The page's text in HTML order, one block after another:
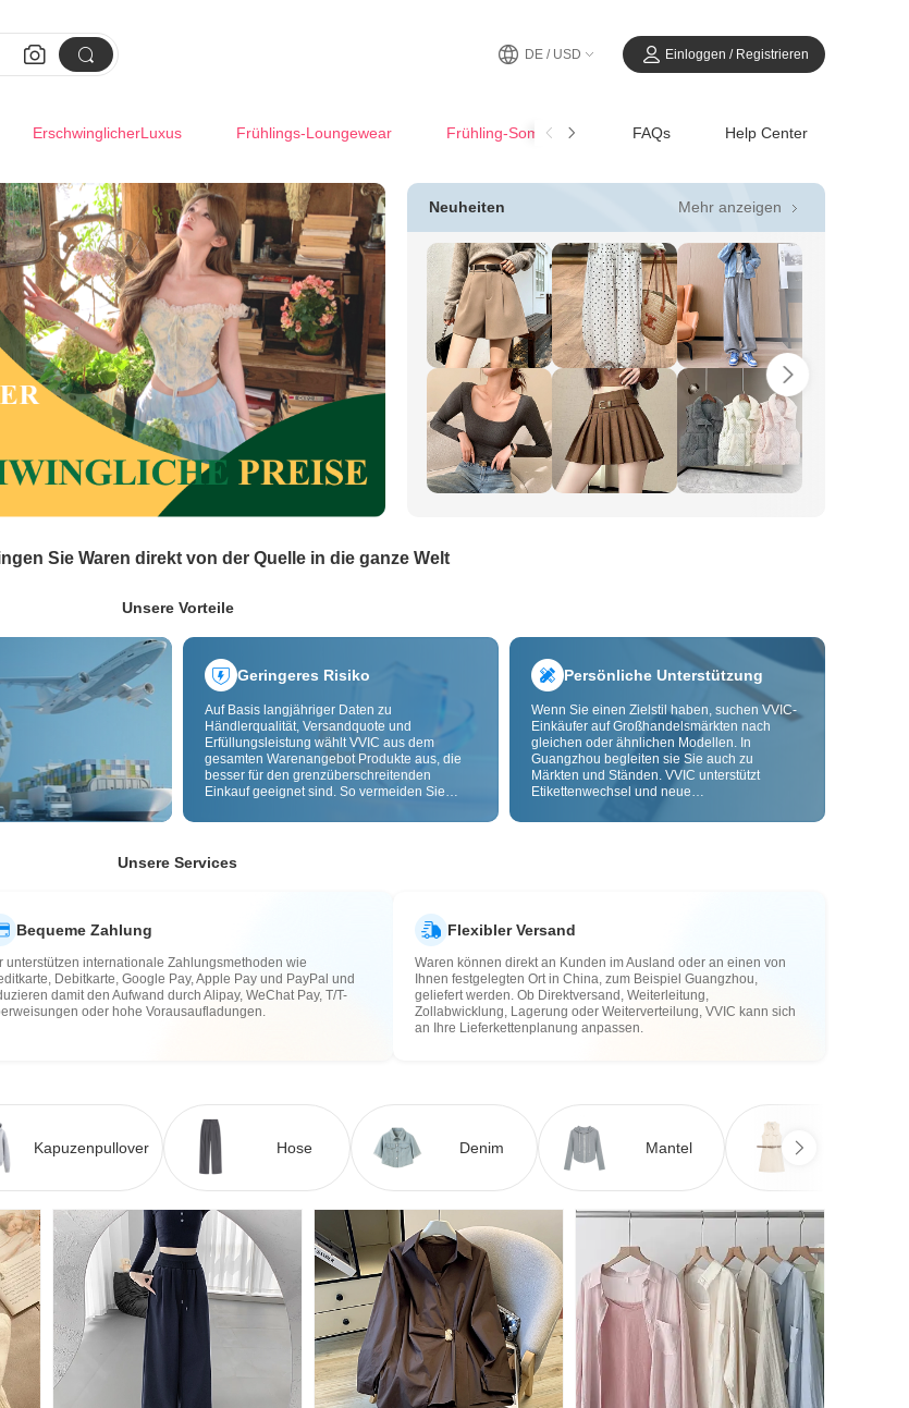
  DE / USD Einloggen / Registrieren
ErschwinglicherLuxus Frühlings-Loungewear Frühling-SommerCasual FAQs Help Center
Neuheiten Mehr anzeigen 
Sie Waren direkt von der Quelle in die ganze Welt
Unsere Vorteile
Geringeres Risiko
Auf Basis langjähriger Daten zu
Händlerqualität, Versandquote und
Erfüllungsleistung wählt VVIC aus dem
gesamten Warenangebot Produkte aus, die
besser für den grenzüberschreitenden
Einkauf geeignet sind. So vermeiden Sie
riskante Artikel. Cross-Border-
zusätzlich Risiken bei Qualität,
Persönliche Unterstützung
Wenn Sie einen Zielstil haben, suchen VVIC-
Einkäufer auf Großhandelsmärkten nach
gleichen oder ähnlichen Modellen. In
Guangzhou begleiten sie Sie auch zu
Märkten und Ständen. VVIC unterstützt
Etikettenwechsel und neue
Anpassung nach Bild oder Muster, damit Ihre
Unsere Services
Bequeme Zahlung
unterstützen internationale Zahlungsmethoden wie
Debitkarte, Google Pay, Apple Pay und PayPal und
damit den Aufwand durch Alipay, WeChat Pay, T/T-
oder hohe Vorausaufladungen.
Flexibler Versand
Waren können direkt an Kunden im Ausland oder an einen von
Ihnen festgelegten Ort in China, zum Beispiel Guangzhou,
geliefert werden. Ob Direktversand, Weiterleitung,
Zollabwicklung, Lagerung oder Weiterverteilung, VVIC kann sich
an Ihre Lieferkettenplanung anpassen.
Kapuzenpullover Hose Denim Mantel